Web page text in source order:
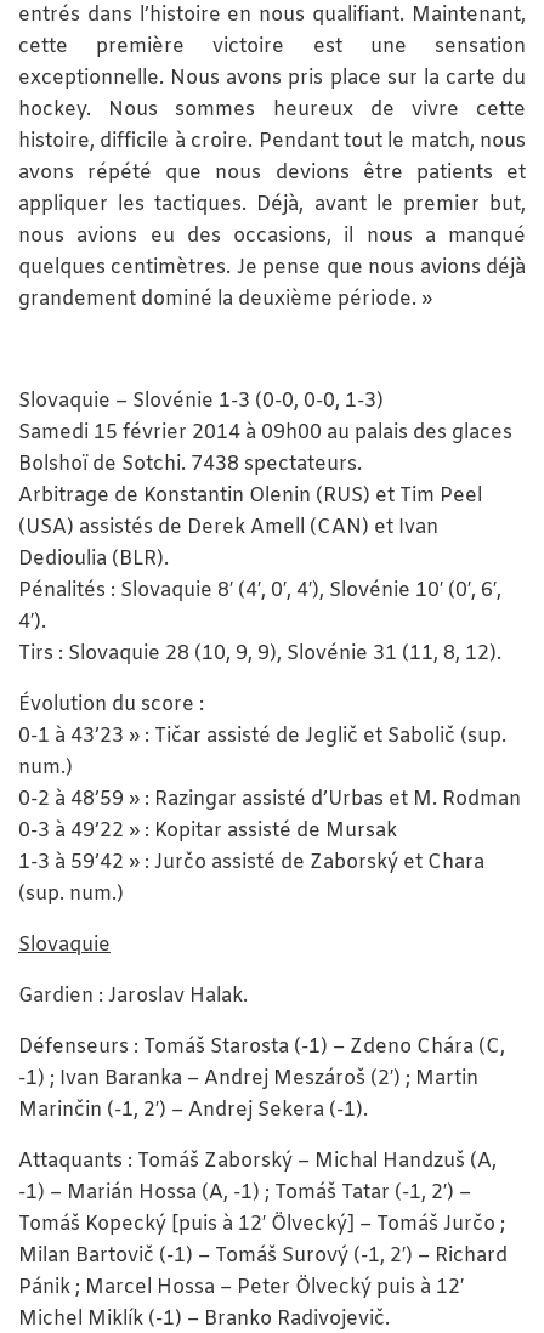
entrés dans l’histoire en nous qualifiant. Maintenant,
cette première victoire est une sensation
exceptionnelle. Nous avons pris place sur la carte du
hockey. Nous sommes heureux de vivre cette
histoire, difficile à croire. Pendant tout le match, nous
avons répété que nous devions être patients et
appliquer les tactiques. Déjà, avant le premier but,
nous avions eu des occasions, il nous a manqué
quelques centimètres. Je pense que nous avions déjà
grandement dominé la deuxième période. »
Slovaquie – Slovénie 1-3 (0-0, 0-0, 1-3)
Samedi 15 février 2014 à 09h00 au palais des glaces
Bolshoï de Sotchi. 7438 spectateurs.
Arbitrage de Konstantin Olenin (RUS) et Tim Peel
(USA) assistés de Derek Amell (CAN) et Ivan
Dedioulia (BLR).
Pénalités : Slovaquie 8′ (4′, 0′, 4′), Slovénie 10′ (0′, 6′,
4′).
Tirs : Slovaquie 28 (10, 9, 9), Slovénie 31 (11, 8, 12).
Évolution du score :
0-1 à 43’23 » : Tičar assisté de Jeglič et Sabolič (sup.
num.)
0-2 à 48’59 » : Razingar assisté d’Urbas et M. Rodman
0-3 à 49’22 » : Kopitar assisté de Mursak
1-3 à 59’42 » : Jurčo assisté de Zaborský et Chara
(sup. num.)
Slovaquie
Gardien : Jaroslav Halak.
Défenseurs : Tomáš Starosta (-1) – Zdeno Chára (C,
-1) ; Ivan Baranka – Andrej Meszároš (2′) ; Martin
Marinčin (-1, 2′) – Andrej Sekera (-1).
Attaquants : Tomáš Zaborský – Michal Handzuš (A,
-1) – Marián Hossa (A, -1) ; Tomáš Tatar (-1, 2′) –
Tomáš Kopecký [puis à 12′ Ölvecký] – Tomáš Jurčo ;
Milan Bartovič (-1) – Tomáš Surový (-1, 2′) – Richard
Pánik ; Marcel Hossa – Peter Ölvecký puis à 12′
Michel Miklík (-1) – Branko Radivojevič.